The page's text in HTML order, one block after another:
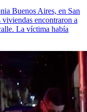
Buenos Aires, en San
encontraron a
La víctima había